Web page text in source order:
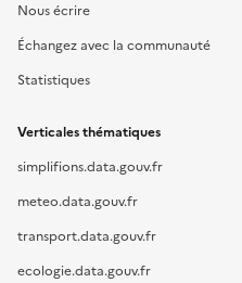
Nous écrire
Échangez avec la communauté
Statistiques
Verticales thématiques
simplifions.data.gouv.fr
meteo.data.gouv.fr
transport.data.gouv.fr
ecologie.data.gouv.fr